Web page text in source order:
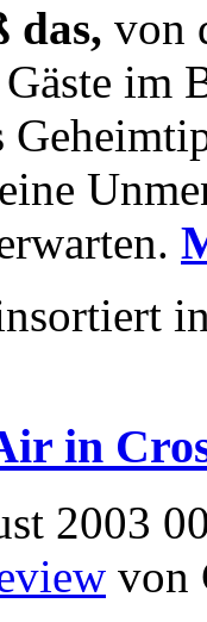
das, von
im
in
2003
von